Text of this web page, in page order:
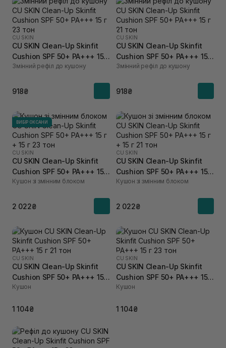
CU SKIN
CU SKIN Clean-Up Skinfit
Cushion SPF 50+ PA+++ 15 г
23 тон
Змінний рефіл до кушону
918₴
CU SKIN
CU SKIN Clean-Up Skinfit
Cushion SPF 50+ PA+++ 15 г
21 тон
Змінний рефіл до кушону
918₴
ВИБІР ОКСАНИ
CU SKIN
CU SKIN Clean-Up Skinfit
Cushion SPF 50+ PA+++ 15 г
+ 15 г 23 тон
Кушон зі змінним блоком
2 022₴
CU SKIN
CU SKIN Clean-Up Skinfit
Cushion SPF 50+ PA+++ 15 г
+ 15 г 21 тон
Кушон зі змінним блоком
2 022₴
CU SKIN
CU SKIN Clean-Up Skinfit
Cushion SPF 50+ PA+++ 15 г
21 тон
Кушон
1 104₴
CU SKIN
CU SKIN Clean-Up Skinfit
Cushion SPF 50+ PA+++ 15 г
23 тон
Кушон
1 104₴